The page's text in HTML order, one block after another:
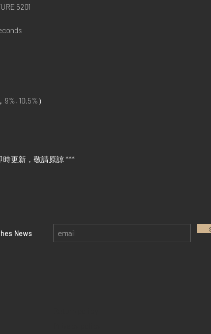
5201
10.5%）
更新，敬請原諒 ***
News